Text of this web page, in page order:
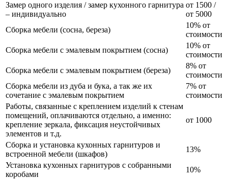
Замер одного изделия / замер кухонного гарнитура
– индивидуально
от 1500 /
от 5000
Сборка мебели (сосна, береза)
10% от
стоимости
Сборка мебели с эмалевым покрытием (сосна)
10% от
стоимости
Сборка мебели с эмалевым покрытием (береза)
8% от
стоимости
Сборка мебели из дуба и бука, а так же их
сочетание с эмалевым покрытием
7% от
стоимости
Работы, связанные с креплением изделий к стенам
помещений, оплачиваются отдельно, а именно:
крепление зеркала, фиксация неустойчивых
элементов и т.д.
от 1000
Сборка и установка кухонных гарнитуров и
встроенной мебели (шкафов)
13%
Установка кухонных гарнитуров с собранными
коробами
10%